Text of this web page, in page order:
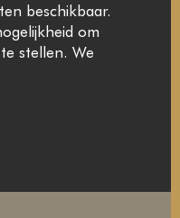
beschikbaar.
om
stellen. We